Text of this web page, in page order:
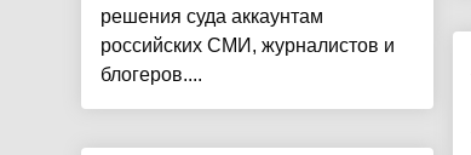
решения суда аккаунтам
российских СМИ, журналистов и
блогеров....